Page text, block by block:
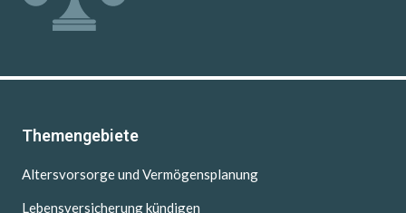
Themengebiete
Altersvorsorge und Vermögensplanung
Lebensversicherung kündigen